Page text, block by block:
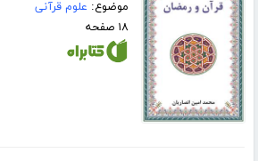
موضوع: علوم قرآنی
۱۸ صفحه